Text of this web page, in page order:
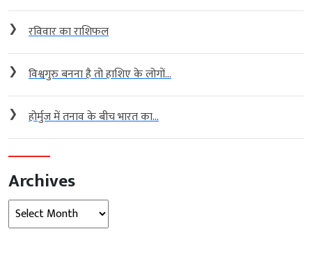
❯ रविवार का राशिफल
❯ विश्वगुरु बनना है तो हाशिए के लोगों...
❯ होर्मुज में तनाव के बीच भारत का...
Archives
Archives